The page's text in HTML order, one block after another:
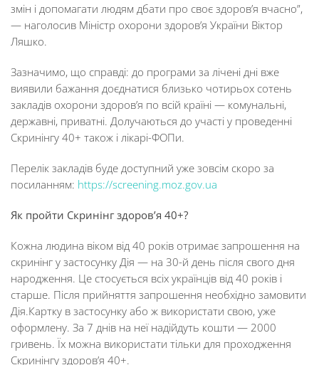
змін і допомагати людям дбати про своє здоров’я вчасно”,
— наголосив Міністр охорони здоров’я України Віктор
Ляшко.
Зазначимо, що справді: до програми за лічені дні вже
виявили бажання доєднатися близько чотирьох сотень
закладів охорони здоров’я по всій країні — комунальні,
державні, приватні. Долучаються до участі у проведенні
Скринінгу 40+ також і лікарі-ФОПи.
Перелік закладів буде доступний уже зовсім скоро за
посиланням: https://screening.moz.gov.ua
Як пройти Скринінг здоров’я 40+?
Кожна людина віком від 40 років отримає запрошення на
скринінг у застосунку Дія — на 30-й день після свого дня
народження. Це стосується всіх українців від 40 років і
старше. Після прийняття запрошення необхідно замовити
Дія.Картку в застосунку або ж використати свою, уже
оформлену. За 7 днів на неї надійдуть кошти — 2000
гривень. Їх можна використати тільки для проходження
Скринінгу здоров’я 40+.